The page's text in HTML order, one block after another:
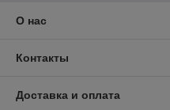
О нас
Контакты
Доставка и оплата